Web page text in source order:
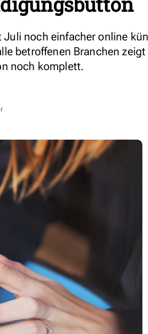
noch einfacher online
betroffenen Branchen zeigt
noch komplett.